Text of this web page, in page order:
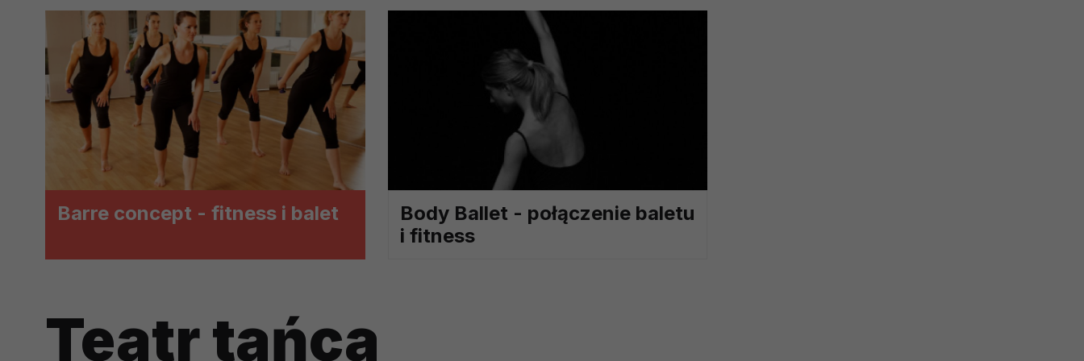
Barre concept - fitness i balet
Body Ballet - połączenie baletu
i fitness
Teatr tańca
prawną dla pomiarów statystycznych i marketingu własnego administratorów jest tzw. uzasadniony interes administratora.
Przetwarzanie Twoich danych w celach marketingowych podmiotów trzecich będzie odbywać się na podstawie Twojej dobrowolnej
zgody.